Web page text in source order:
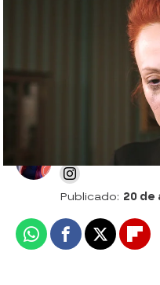
Seyran desvela
amantes en Una
Desirée Castillo
Publicado: 20 de
WhatsappFacebook
X